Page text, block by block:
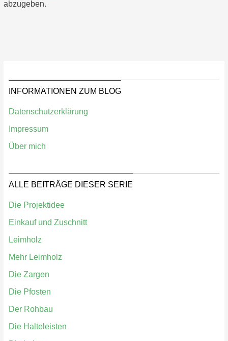
abzugeben.
INFORMATIONEN ZUM BLOG
Datenschutzerklärung
Impressum
Über mich
ALLE BEITRÄGE DIESER SERIE
Die Projektidee
Einkauf und Zuschnitt
Leimholz
Mehr Leimholz
Die Zargen
Die Pfosten
Der Rohbau
Die Halteleisten